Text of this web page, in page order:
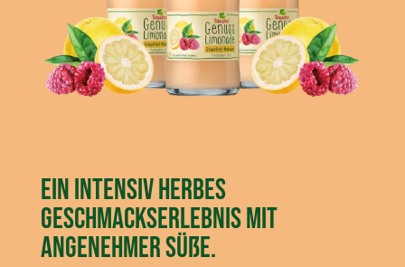
Ein intensiv herbes
Geschmackserlebnis mit
angenehmer Süße.